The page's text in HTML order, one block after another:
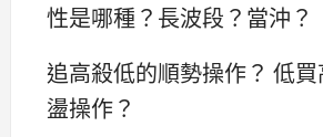
性是哪種？長波段？當沖？
追高殺低的順勢操作？ 低
盪操作？